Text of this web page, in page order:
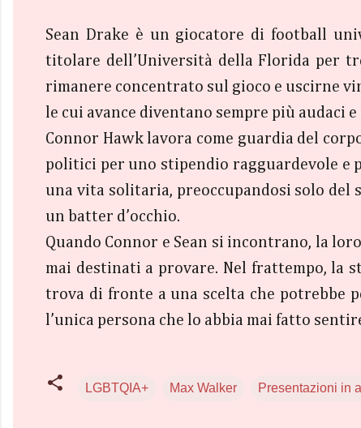
Sean Drake è un giocatore di football
titolare dell’Università della Florida per
rimanere concentrato sul gioco e uscirne
le cui avance diventano sempre più audaci e
Connor Hawk lavora come guardia del
politici per uno stipendio ragguardevole e
una vita solitaria, preoccupandosi solo del
un batter d’occhio.
Quando Connor e Sean si incontrano, la
mai destinati a provare. Nel frattempo, la
trova di fronte a una scelta che potrebbe
l’unica persona che lo abbia mai fatto
LGBTQIA+ Max Walker Presentazioni in